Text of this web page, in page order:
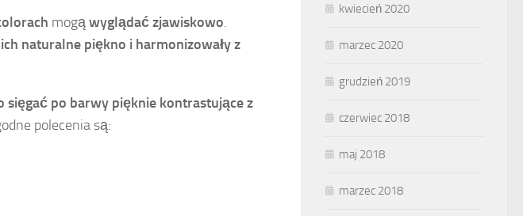
mogąwyglądać zjawiskowo.
naturalne piękno i harmonizowały z
po barwy pięknie kontrastujące z
polecenia są:
kwiecień 2020
marzec 2020
grudzień 2019
czerwiec 2018
maj 2018
marzec 2018